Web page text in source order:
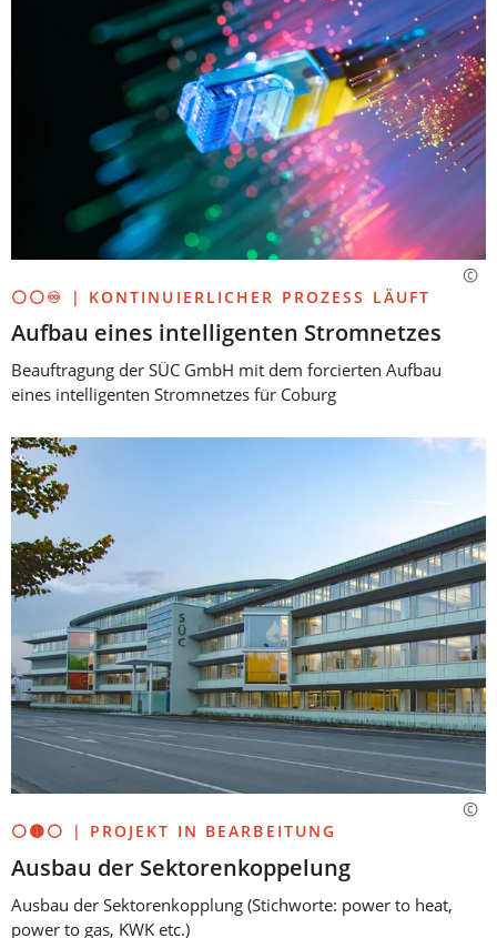
⚪⚪♾️ | KONTINUIERLICHER PROZESS LÄUFT
Aufbau eines intelligenten Stromnetzes
Beauftragung der SÜC GmbH mit dem forcierten Aufbau
eines intelligenten Stromnetzes für Coburg
⚪🟡⚪ | PROJEKT IN BEARBEITUNG
Ausbau der Sektorenkoppelung
Ausbau der Sektorenkopplung (Stichworte: power to heat,
power to gas, KWK etc.)